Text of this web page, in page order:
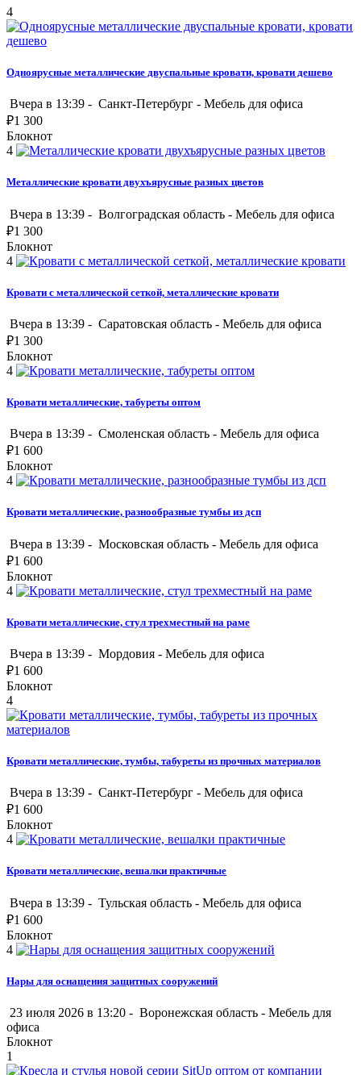
4
Одноярусные металлические двуспальные кровати, кровати дешево
Вчера в 13:39 - Санкт-Петербург - Мебель для офиса
₽1 300
Блокнот
4
Металлические кровати двухъярусные разных цветов
Вчера в 13:39 - Волгоградская область - Мебель для офиса
₽1 300
Блокнот
4
Кровати с металлической сеткой, металлические кровати
Вчера в 13:39 - Саратовская область - Мебель для офиса
₽1 300
Блокнот
4
Кровати металлические, табуреты оптом
Вчера в 13:39 - Смоленская область - Мебель для офиса
₽1 600
Блокнот
4
Кровати металлические, разнообразные тумбы из дсп
Вчера в 13:39 - Московская область - Мебель для офиса
₽1 600
Блокнот
4
Кровати металлические, стул трехместный на раме
Вчера в 13:39 - Мордовия - Мебель для офиса
₽1 600
Блокнот
4
Кровати металлические, тумбы, табуреты из прочных материалов
Вчера в 13:39 - Санкт-Петербург - Мебель для офиса
₽1 600
Блокнот
4
Кровати металлические, вешалки практичные
Вчера в 13:39 - Тульская область - Мебель для офиса
₽1 600
Блокнот
4
Нары для оснащения защитных сооружений
23 июля 2026 в 13:20 - Воронежская область - Мебель для
офиса
Блокнот
1